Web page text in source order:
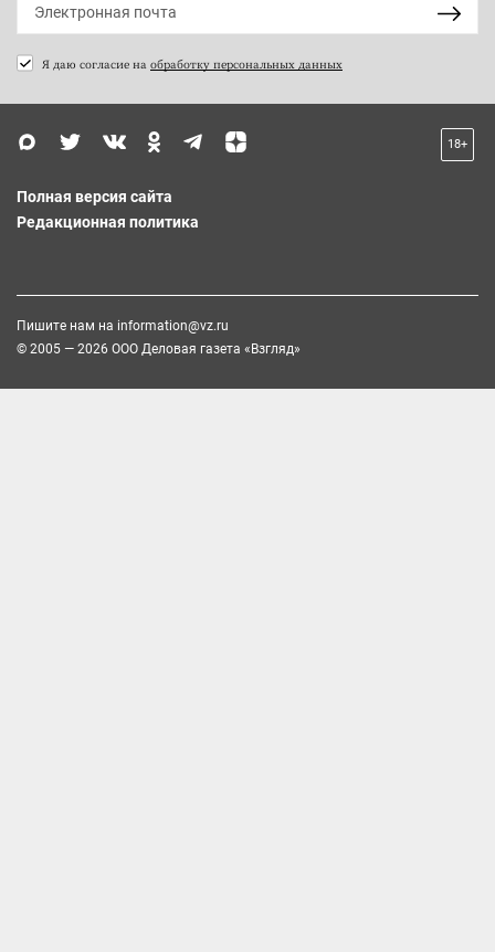
Я даю согласие на обработку персональных данных
18+
Полная версия сайта
Редакционная политика
Пишите нам на information@vz.ru
© 2005 — 2026 ООО Деловая газета «Взгляд»